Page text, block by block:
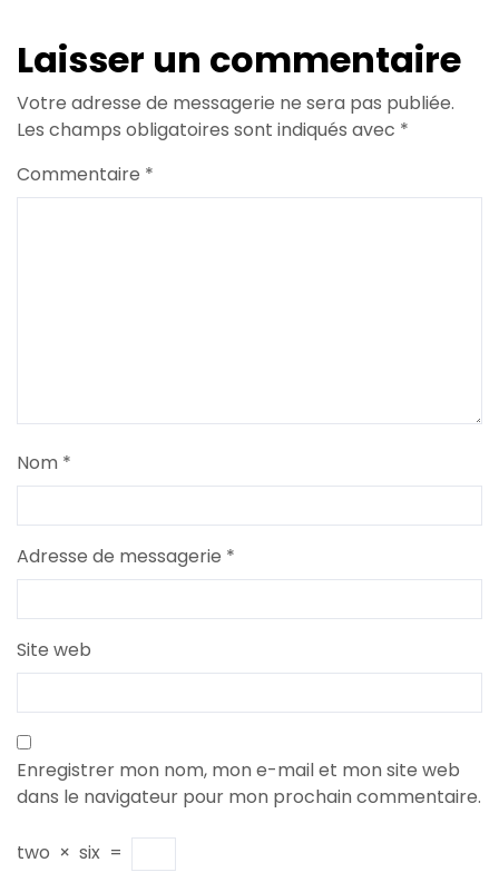
Laisser un commentaire
Votre adresse de messagerie ne sera pas publiée.
Les champs obligatoires sont indiqués avec *
Commentaire *
Nom *
Adresse de messagerie *
Site web
Enregistrer mon nom, mon e-mail et mon site web
dans le navigateur pour mon prochain commentaire.
two × six =